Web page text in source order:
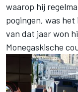
waarop hij
pogingen, was
van dat jaar won
Monegaskische